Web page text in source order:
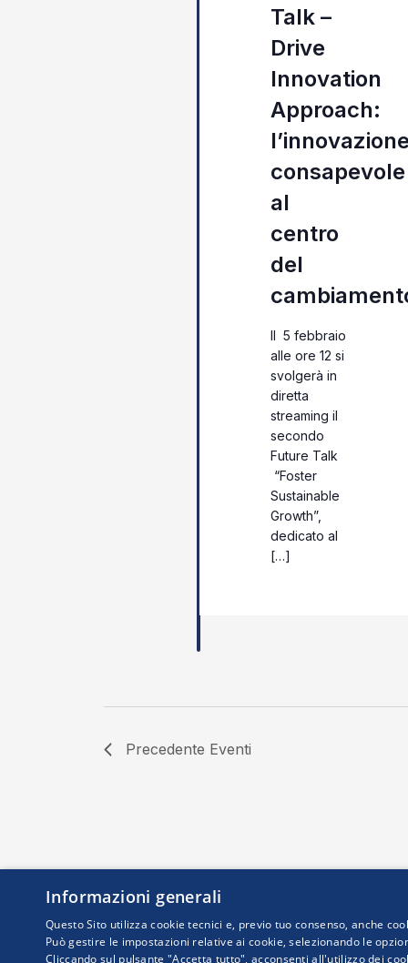
Talk –
Drive
Innovation
Approach:
consapevole
al
centro
del
Il 5 febbraio
alle ore 12 si
svolgerà in
diretta
streaming il
secondo
Future Talk
“Foster
Sustainable
Growth”,
dedicato al
[…]
Precedente Eventi
Informazioni generali
Questo Sito utilizza cookie tecnici e, previo tuo consenso, anche
Può gestire le impostazioni relative ai cookie, selezionando le
Cliccando sul pulsante "Accetta tutto", acconsenti all'utilizzo dei